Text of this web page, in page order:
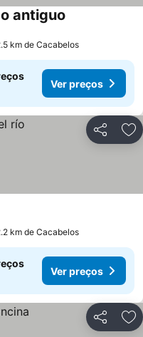
antiguo
km de Cacabelos
Ver preços
Partilhar
km de Cacabelos
Ver preços
Partilhar